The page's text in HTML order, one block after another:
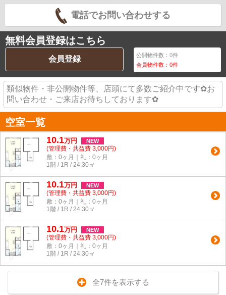
電話でお問い合わせする
無料会員登録はこちら
会員登録 公開物件数：0件
会員物件数：0件
類似物件・非公開物件等、店頭にて多数ご紹介中です✿お
問い合わせ・ご来店お待ちしております✿
空室一覧
10.1万円 NEW
(管理費・共益費 3,000円)
敷：0ヶ月｜礼：0ヶ月
1階 / 1R / 24.30㎡
10.1万円 NEW
(管理費・共益費 3,000円)
敷：0ヶ月｜礼：0ヶ月
1階 / 1R / 24.30㎡
10.1万円 NEW
(管理費・共益費 3,000円)
敷：0ヶ月｜礼：0ヶ月
1階 / 1R / 24.30㎡
全7件を表示する